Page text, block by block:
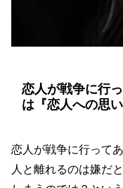
恋人が戦争に行
は『恋人への思い
恋人が戦争に行って
人と離れるのは嫌だ